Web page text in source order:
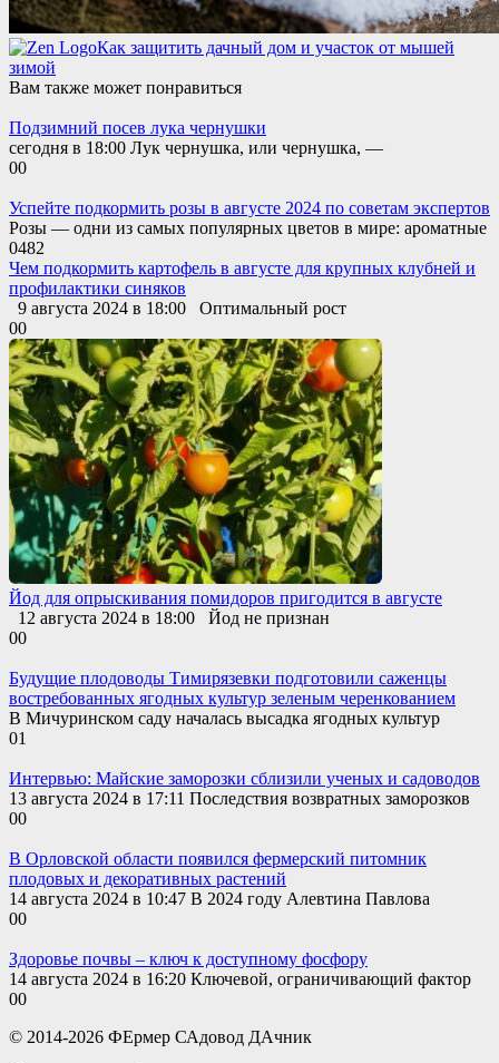
Как защитить дачный дом и участок от мышей
зимой
Вам также может понравиться
Подзимний посев лука чернушки
сегодня в 18:00 Лук чернушка, или чернушка, —
00
Успейте подкормить розы в августе 2024 по советам экспертов
Розы — одни из самых популярных цветов в мире: ароматные
0482
Чем подкормить картофель в августе для крупных клубней и
профилактики синяков
9 августа 2024 в 18:00 Оптимальный рост
00
Йод для опрыскивания помидоров пригодится в августе
12 августа 2024 в 18:00 Йод не признан
00
Будущие плодоводы Тимирязевки подготовили саженцы
востребованных ягодных культур зеленым черенкованием
В Мичуринском саду началась высадка ягодных культур
01
Интервью: Майские заморозки сблизили ученых и садоводов
13 августа 2024 в 17:11 Последствия возвратных заморозков
00
В Орловской области появился фермерский питомник
плодовых и декоративных растений
14 августа 2024 в 10:47 В 2024 году Алевтина Павлова
00
Здоровье почвы – ключ к доступному фосфору
14 августа 2024 в 16:20 Ключевой, ограничивающий фактор
00
© 2014-2026 ФЕрмер САдовод ДАчник